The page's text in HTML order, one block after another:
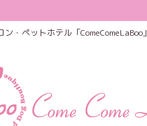
・ペットホテル「ComeComeLaBoo」